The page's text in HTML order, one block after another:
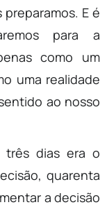
E é
para a
como um
uma realidade
ao nosso
três dias era o
quarenta
a decisão